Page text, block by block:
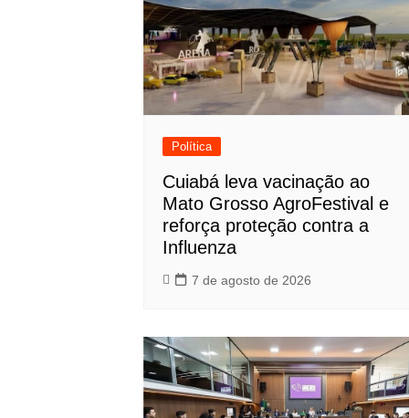
Política
Cuiabá leva vacinação ao
Mato Grosso AgroFestival e
reforça proteção contra a
Influenza
7 de agosto de 2026